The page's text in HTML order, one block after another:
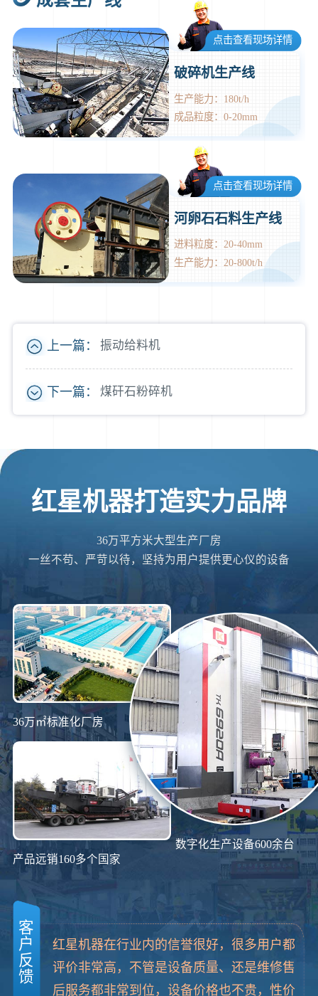
点击查看现场详情
破碎机生产线
生产能力：180t/h
成品粒度：0-20mm
点击查看现场详情
河卵石石料生产线
进料粒度：20-40mm
生产能力：20-800t/h
上一篇： 振动给料机
下一篇： 煤矸石粉碎机
红星机器打造实力品牌
36万平方米大型生产厂房
一丝不苟、严苛以待，坚持为用户提供更心仪的设备
36万㎡标准化厂房
产品远销160多个国家
数字化生产设备600余台
客
户
反
馈
红星机器在行业内的信誉很好，很多用户都
评价非常高，不管是设备质量、还是维修售
后服务都非常到位，设备价格也不贵，性价